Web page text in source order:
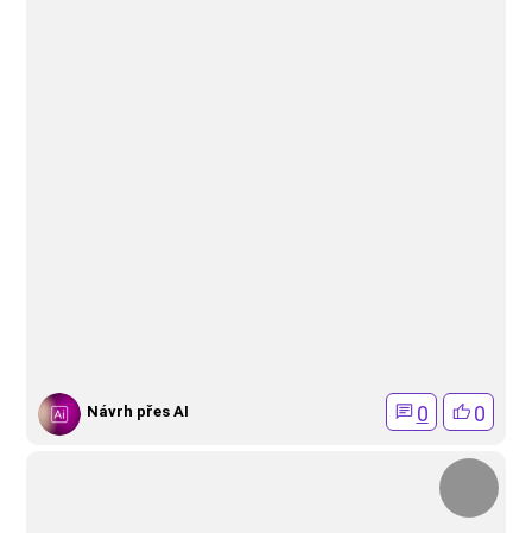
Návrh přes AI 0 0